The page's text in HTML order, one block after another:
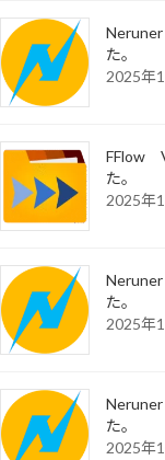
Neruner
た。
2025年
FFlow
た。
2025年
Neruner
た。
2025年
Neruner
た。
2025年